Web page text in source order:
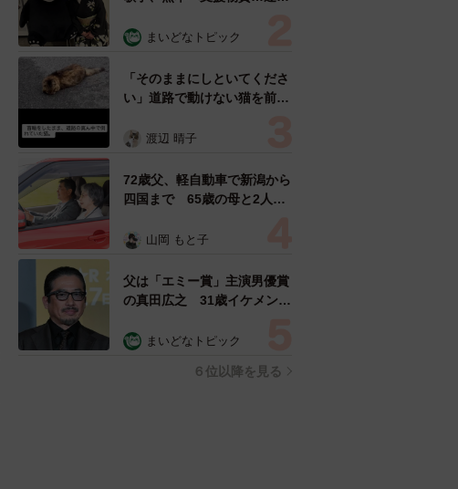
めらい 「痛いほど伝わる」
まいどなトピック
「そのままにしといてくださ
い」道路で動けない猫を前に
ようとした4日間 「命の重
表の訴え
渡辺 晴子
72歳父、軽自動車で新潟から
四国まで 65歳の母と2人で
憩まで分刻み… 「大学生で
山岡 もと子
父は「エミー賞」主演男優賞
の真田広之 31歳イケメン俳
「ガチヒロさんそっくり」
まいどなトピック
６位以降を見る